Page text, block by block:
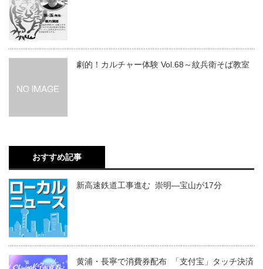
劇的！カルチャー体験 Vol.68～紋兵衛そば教室
おすすめ記事
新高速鉄道工事進む 崇明―宝山が17分
黄浦・長寧で消費券配布 「支付宝」タッチ決済